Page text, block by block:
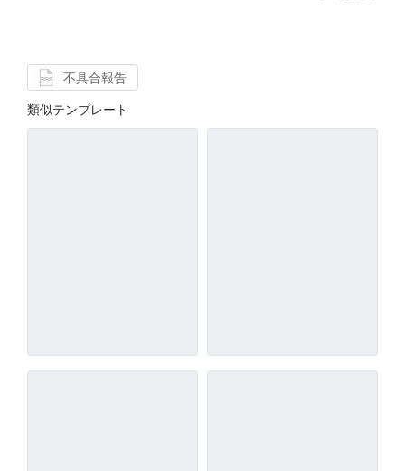
不具合報告
類似テンプレート